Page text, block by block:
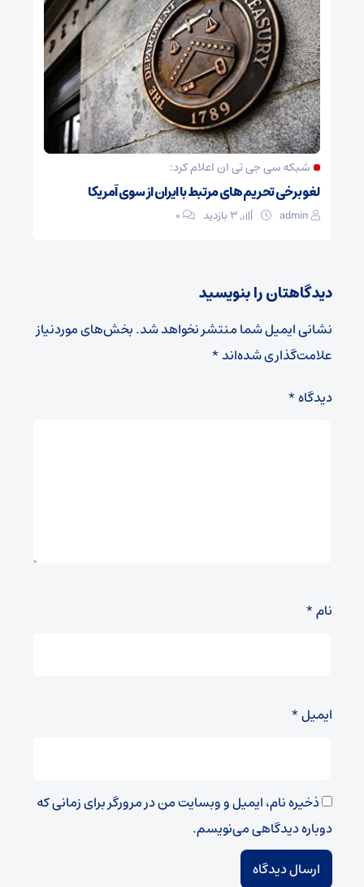
شبکه سی جی تی ان اعلام کرد:
لغو برخی تحریم های مرتبط با ایران از سوی آمریکا
admin ۰
دیدگاهتان را بنویسید
نشانی ایمیل شما منتشر نخواهد شد.بخش‌های موردنیاز
علامت‌گذاری شده‌اند*
دیدگاه*
نام*
ایمیل*
ذخیره نام، ایمیل و وبسایت من در مرورگر برای زمانی که
دوباره دیدگاهی می‌نویسم.